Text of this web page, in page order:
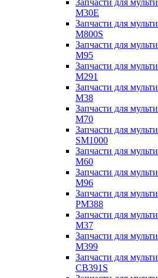
Запчасти для
M30E
Запчасти для
M800S
Запчасти для
M95
Запчасти для
M291
Запчасти для
M38
Запчасти для
M70
Запчасти для
SM1000
Запчасти для
M60
Запчасти для
M96
Запчасти для
PM388
Запчасти для
M37
Запчасти для
M399
Запчасти для
CB391S